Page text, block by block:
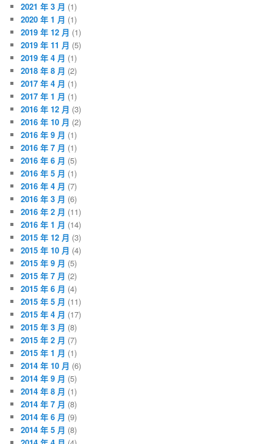
2021 年 3 月 (1)
2020 年 1 月 (1)
2019 年 12 月 (1)
2019 年 11 月 (5)
2019 年 4 月 (1)
2018 年 8 月 (2)
2017 年 4 月 (1)
2017 年 1 月 (1)
2016 年 12 月 (3)
2016 年 10 月 (2)
2016 年 9 月 (1)
2016 年 7 月 (1)
2016 年 6 月 (5)
2016 年 5 月 (1)
2016 年 4 月 (7)
2016 年 3 月 (6)
2016 年 2 月 (11)
2016 年 1 月 (14)
2015 年 12 月 (3)
2015 年 10 月 (4)
2015 年 9 月 (5)
2015 年 7 月 (2)
2015 年 6 月 (4)
2015 年 5 月 (11)
2015 年 4 月 (17)
2015 年 3 月 (8)
2015 年 2 月 (7)
2015 年 1 月 (1)
2014 年 10 月 (6)
2014 年 9 月 (5)
2014 年 8 月 (1)
2014 年 7 月 (8)
2014 年 6 月 (9)
2014 年 5 月 (8)